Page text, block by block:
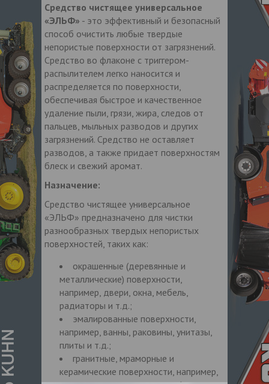
Средство чистящее универсальное
«ЭЛЬФ» - это эффективный и безопасный
способ очистить любые твердые
непористые поверхности от загрязнений.
Средство во флаконе с триггером-
распылителем легко наносится и
распределяется по поверхности,
обеспечивая быстрое и качественное
удаление пыли, грязи, жира, следов от
пальцев, мыльных разводов и других
загрязнений. Средство не оставляет
разводов, а также придает поверхностям
блеск и свежий аромат.
Назначение:
Средство чистящее универсальное
«ЭЛЬФ» предназначено для чистки
разнообразных твердых непористых
поверхностей, таких как:
окрашенные (деревянные и
металлические) поверхности,
например, двери, окна, мебель,
радиаторы и т.д.;
эмалированные поверхности,
например, ванны, раковины, унитазы,
плиты и т.д.;
гранитные, мраморные и
керамические поверхности, например,